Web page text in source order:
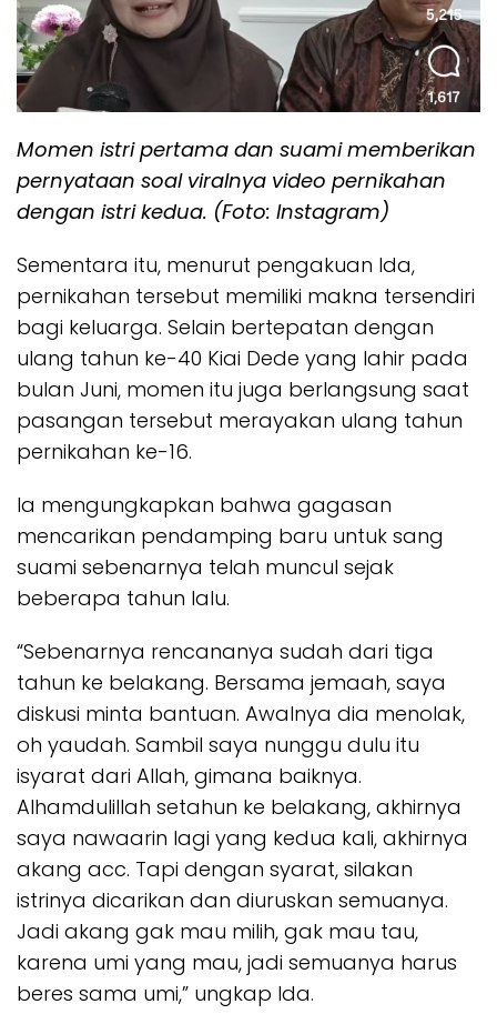
Momen istri pertama dan suami memberikan
pernyataan soal viralnya video pernikahan
dengan istri kedua. (Foto: Instagram)
Sementara itu, menurut pengakuan Ida,
pernikahan tersebut memiliki makna tersendiri
bagi keluarga. Selain bertepatan dengan
ulang tahun ke-40 Kiai Dede yang lahir pada
bulan Juni, momen itu juga berlangsung saat
pasangan tersebut merayakan ulang tahun
pernikahan ke-16.
Ia mengungkapkan bahwa gagasan
mencarikan pendamping baru untuk sang
suami sebenarnya telah muncul sejak
beberapa tahun lalu.
“Sebenarnya rencananya sudah dari tiga
tahun ke belakang. Bersama jemaah, saya
diskusi minta bantuan. Awalnya dia menolak,
oh yaudah. Sambil saya nunggu dulu itu
isyarat dari Allah, gimana baiknya.
Alhamdulillah setahun ke belakang, akhirnya
saya nawaarin lagi yang kedua kali, akhirnya
akang acc. Tapi dengan syarat, silakan
istrinya dicarikan dan diuruskan semuanya.
Jadi akang gak mau milih, gak mau tau,
karena umi yang mau, jadi semuanya harus
beres sama umi,” ungkap Ida.